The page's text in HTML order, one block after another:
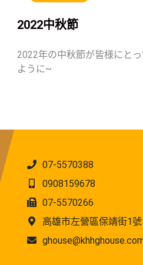
2022中秋節
2022年の中秋節が皆様にと
ように~
07-5570388
0908159678
07-5570266
高雄市左營區保靖街1